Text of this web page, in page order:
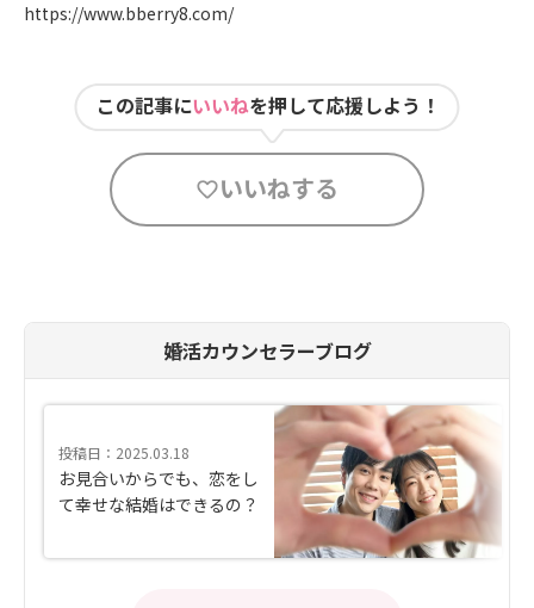
https://www.bberry8.com/
この記事にいいねを押して応援しよう！
いいねする
婚活カウンセラーブログ
投稿日：2025.03.18
お見合いからでも、恋をし
て幸せな結婚はできるの？